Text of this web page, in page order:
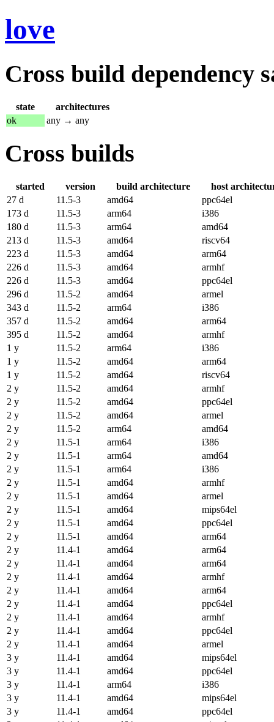
love
Cross build dependency
state
architectures
ok
any → any
Cross builds
started version build architecture
host
27 d
11.5-3 amd64
ppc64el
173 d
11.5-3 arm64
i386
180 d
11.5-3 arm64
amd64
213 d
11.5-3 amd64
riscv64
223 d
11.5-3 amd64
arm64
226 d
11.5-3 amd64
armhf
226 d
11.5-3 amd64
ppc64el
296 d
11.5-2 amd64
armel
343 d
11.5-2 arm64
i386
357 d
11.5-2 amd64
arm64
395 d
11.5-2 amd64
armhf
1 y
11.5-2 arm64
i386
1 y
11.5-2 amd64
arm64
1 y
11.5-2 amd64
riscv64
2 y
11.5-2 amd64
armhf
2 y
11.5-2 amd64
ppc64el
2 y
11.5-2 amd64
armel
2 y
11.5-2 arm64
amd64
2 y
11.5-1 arm64
i386
2 y
11.5-1 arm64
amd64
2 y
11.5-1 arm64
i386
2 y
11.5-1 amd64
armhf
2 y
11.5-1 amd64
armel
2 y
11.5-1 amd64
mips64el
2 y
11.5-1 amd64
ppc64el
2 y
11.5-1 amd64
arm64
2 y
11.4-1 amd64
arm64
2 y
11.4-1 amd64
arm64
2 y
11.4-1 amd64
armhf
2 y
11.4-1 amd64
arm64
2 y
11.4-1 amd64
ppc64el
2 y
11.4-1 amd64
armhf
2 y
11.4-1 amd64
ppc64el
2 y
11.4-1 amd64
armel
3 y
11.4-1 amd64
mips64el
3 y
11.4-1 amd64
ppc64el
3 y
11.4-1 arm64
i386
3 y
11.4-1 amd64
mips64el
3 y
11.4-1 amd64
ppc64el